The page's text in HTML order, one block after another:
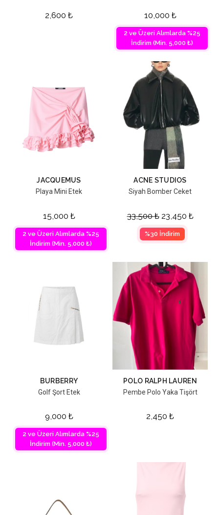
2,600 ₺ 10,000 ₺
2 ve Üzeri Alımlarda %25
İndirim (Min. 5,000 ₺)
JACQUEMUS
Playa Mini Etek
15,000 ₺
2 ve Üzeri Alımlarda %25
İndirim (Min. 5,000 ₺)
ACNE STUDIOS
Siyah Bomber Ceket
33,500₺ 23,450 ₺
%30 İndirim
BURBERRY
Golf Şort Etek
9,000 ₺
2 ve Üzeri Alımlarda %25
İndirim (Min. 5,000 ₺)
POLO RALPH LAUREN
Pembe Polo Yaka Tişört
2,450 ₺